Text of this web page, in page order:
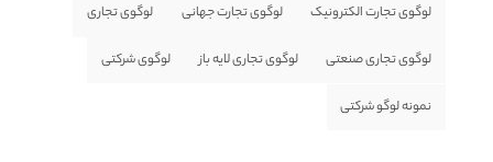
لوگوی تجارت الکترونیک لوگوی تجارت جهانی لوگوی تجاری
لوگوی تجاری صنعتی لوگوی تجاری لایه باز لوگوی شرکتی
نمونه لوگو شرکتی